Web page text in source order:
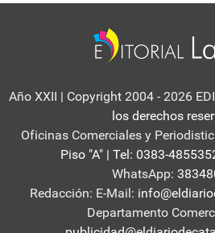
Año XXII | Copyright 2004 - 2026
los derechos
Oficinas Comerciales y
Piso "A" | Tel: 0383-
WhatsApp:
Redacción: E-Mail:
Departamento